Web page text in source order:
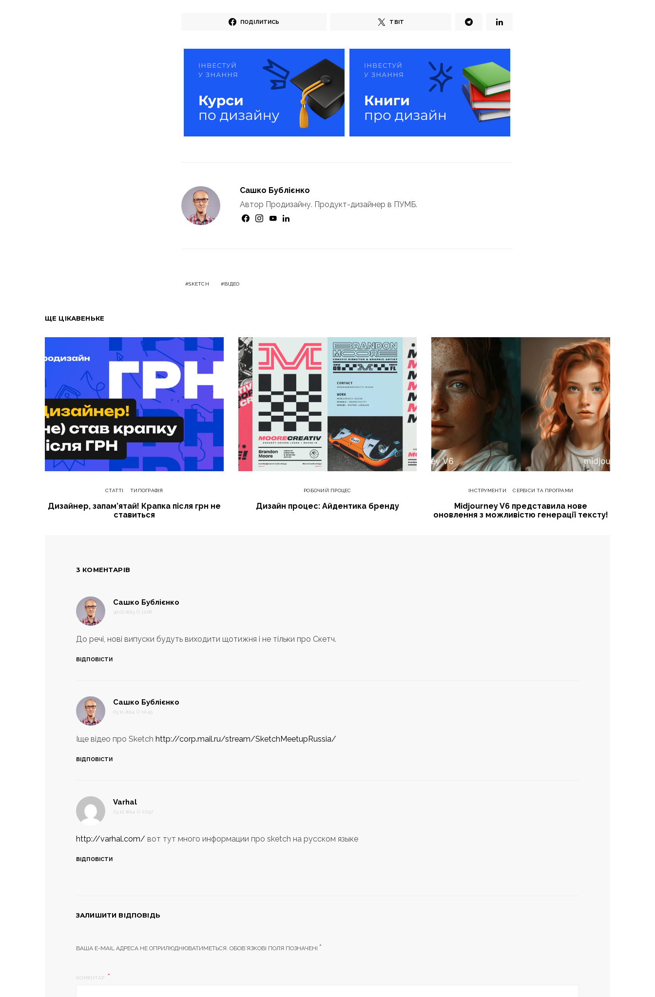
ПОДІЛИТИСЬ ТВІТ
Сашко Бублієнко
Автор Продизайну. Продукт-дизайнер в ПУМБ.
SKETCH ВІДЕО
ЩЕ ЦІКАВЕНЬКЕ
СТАТТІ ТИПОГРАФІЯ
Дизайнер, запам’ятай! Крапка після грн не
ставиться
РОБОЧИЙ ПРОЦЕС
Дизайн процес: Айдентика бренду
ІНСТРУМЕНТИ СЕРВІСИ ТА ПРОГРАМИ
Midjourney V6 представила нове
оновлення з можливістю генерації тексту!
3 КОМЕНТАРІВ
Сашко Бублієнко
30.07.2013 О 12:06
До речі, нові випуски будуть виходити щотижня і не тільки про Скетч.
ВІДПОВІСТИ
Сашко Бублієнко
03.11.2014 О 10:45
Іще відео про Sketch http://corp.mail.ru/stream/SketchMeetupRussia/
ВІДПОВІСТИ
Varhal
23.12.2014 О 22:57
http://varhal.com/ вот тут много информации про sketch на русском языке
ВІДПОВІСТИ
ЗАЛИШИТИ ВІДПОВІДЬ
ВАША E-MAIL АДРЕСА НЕ ОПРИЛЮДНЮВАТИМЕТЬСЯ. ОБОВ’ЯЗКОВІ ПОЛЯ ПОЗНАЧЕНІ *
КОМЕНТАР